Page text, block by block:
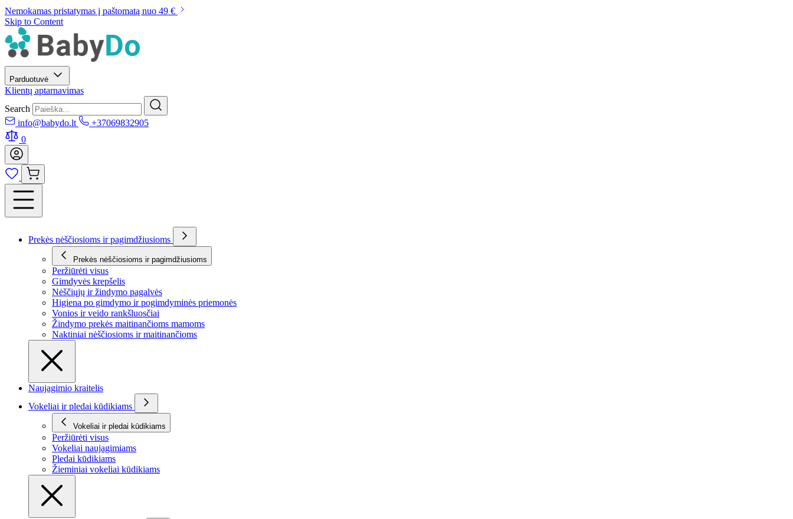
Nemokamas pristatymas į paštomatą nuo 49 €
Skip to Content
Parduotuvė
Klientų aptarnavimas
Search
info@babydo.lt
+37069832905
0
Prekės nėščiosioms ir pagimdžiusioms
Prekės nėščiosioms ir pagimdžiusioms
Peržiūrėti visus
Gimdyvės krepšelis
Nėščiųjų ir žindymo pagalvės
Higiena po gimdymo ir pogimdyminės priemonės
Vonios ir veido rankšluosčiai
Žindymo prekės maitinančioms mamoms
Naktiniai nėščiosioms ir maitinančioms
Naujagimio kraitelis
Vokeliai ir pledai kūdikiams
Vokeliai ir pledai kūdikiams
Peržiūrėti visus
Vokeliai naujagimiams
Pledai kūdikiams
Žieminiai vokeliai kūdikiams